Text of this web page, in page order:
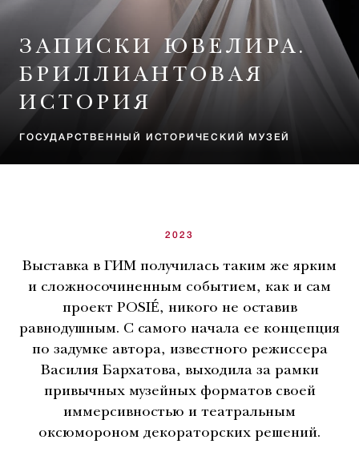
ЗАПИСКИ ЮВЕЛИРА.
БРИЛЛИАНТОВАЯ
ИСТОРИЯ
ГОСУДАРСТВЕННЫЙ ИСТОРИЧЕСКИЙ МУЗЕЙ
2023
Выставка в ГИМ получилась таким же ярким
и сложносочиненным событием, как и сам
проект POSIÉ, никого не оставив
равнодушным. С самого начала ее концепция
по задумке автора, известного режиссера
Василия Бархатова, выходила за рамки
привычных музейных форматов своей
иммерсивностью и театральным
оксюмороном декораторских решений.